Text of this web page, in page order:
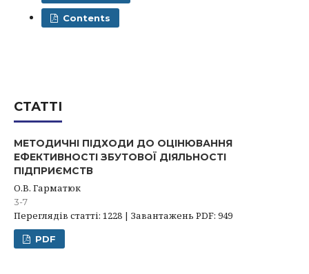
Contents
СТАТТІ
МЕТОДИЧНІ ПІДХОДИ ДО ОЦІНЮВАННЯ
ЕФЕКТИВНОСТІ ЗБУТОВОЇ ДІЯЛЬНОСТІ
ПІДПРИЄМСТВ
О.В. Гарматюк
3-7
Переглядів статті: 1228 | Завантажень PDF: 949
PDF